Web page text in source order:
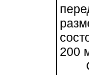
200